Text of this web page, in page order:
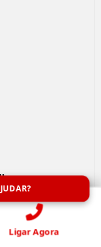
Ligar Agora